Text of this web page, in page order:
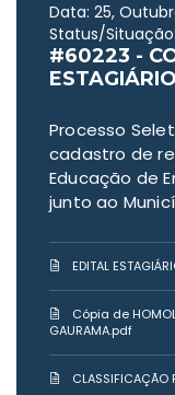
Data: 25,
Status/
#60223 -
Processo
cadastro de
Educação de
junto ao
EDITAL
Cópia de
GAURAMA.pdf
CLASSIFICAÇÃO